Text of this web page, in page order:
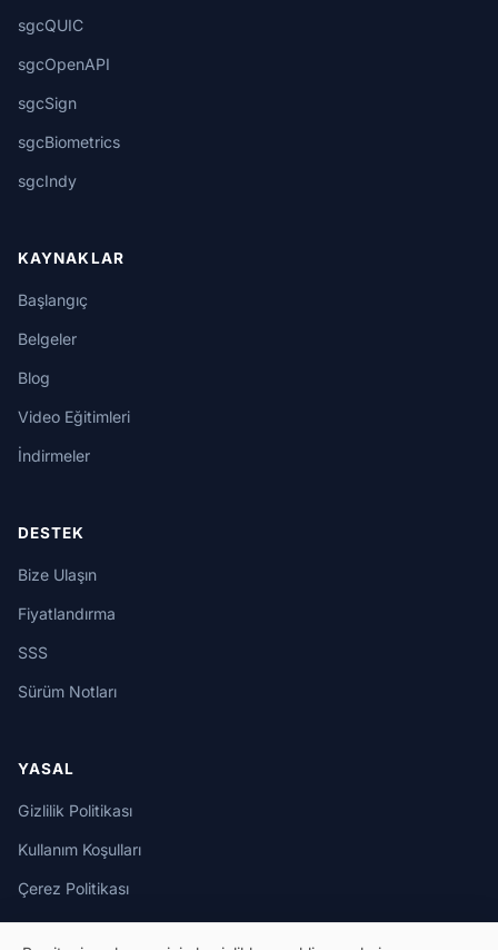
sgcQUIC
sgcOpenAPI
sgcSign
sgcBiometrics
sgcIndy
KAYNAKLAR
Başlangıç
Belgeler
Blog
Video Eğitimleri
İndirmeler
DESTEK
Bize Ulaşın
Fiyatlandırma
SSS
Sürüm Notları
YASAL
Gizlilik Politikası
Kullanım Koşulları
Çerez Politikası